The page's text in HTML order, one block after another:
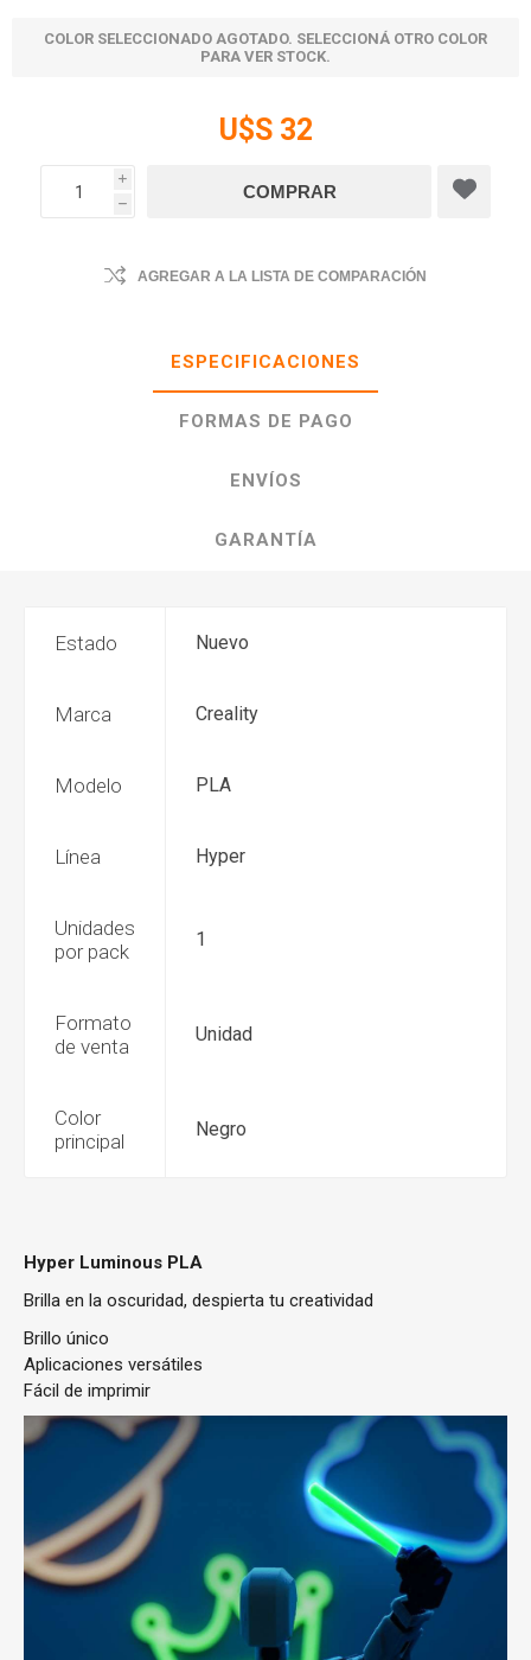
COLOR SELECCIONADO AGOTADO. SELECCIONÁ OTRO COLOR
PARA VER STOCK.
U$S 32
i
h
AGREGAR A LA LISTA DE COMPARACIÓN
ESPECIFICACIONES
FORMAS DE PAGO
ENVÍOS
GARANTÍA
Estado Nuevo
Marca Creality
Modelo PLA
Línea Hyper
Unidades
por pack
1
Formato
de venta
Unidad
Color
principal
Negro
Hyper Luminous PLA
Brilla en la oscuridad, despierta tu creatividad
Brillo único
Aplicaciones versátiles
Fácil de imprimir